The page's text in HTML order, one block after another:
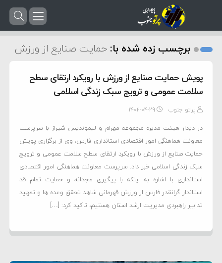
برچسب زده شده با: حمایت صنایع از ورزش
پویش حمایت صنایع از ورزش با رویکرد ارتقای سطح
سلامت عمومی و ترویج سبک زندگی اسلامی
پرتو جنوب ۱۴۰۲-۰۴-۲۹
در دیدار هیئت مدیره مجموعه مهرام و لیموندیس شیراز با سرپرست‌
معاونت هماهنگی امور اقتصادی استانداری فارس‌، وی از برگزاری پویش
حمایت صنایع از ورزش با رویکرد ارتقای سطح سلامت عمومی و ترویج
سبک زندگی اسلامی خبر داد. سرپرست معاونت هماهنگی امور اقتصادی
استانداری با اشاره به اینکه با پیگیری مجدانه و حمایت تمام قد
استاندار گرانقدر فارس از ورزش قهرمانی شاهد تحقق وعده ها و تمهید
تدابیر راهبردی مدیریت ارشد استان هستیم، تاکید کرد: […]